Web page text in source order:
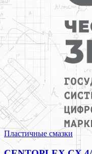
Пластичные смазки